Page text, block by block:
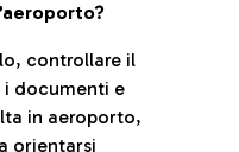
controllare il
i documenti e
in aeroporto,
orientarsi